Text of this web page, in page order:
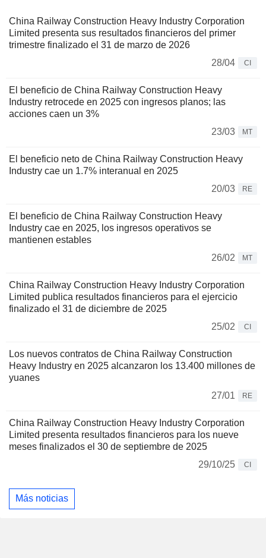
China Railway Construction Heavy Industry Corporation
Limited presenta sus resultados financieros del primer
trimestre finalizado el 31 de marzo de 2026
28/04
CI
El beneficio de China Railway Construction Heavy
Industry retrocede en 2025 con ingresos planos; las
acciones caen un 3%
23/03
MT
El beneficio neto de China Railway Construction Heavy
Industry cae un 1.7% interanual en 2025
20/03
RE
El beneficio de China Railway Construction Heavy
Industry cae en 2025, los ingresos operativos se
mantienen estables
26/02
MT
China Railway Construction Heavy Industry Corporation
Limited publica resultados financieros para el ejercicio
finalizado el 31 de diciembre de 2025
25/02
CI
Los nuevos contratos de China Railway Construction
Heavy Industry en 2025 alcanzaron los 13.400 millones de
yuanes
27/01
RE
China Railway Construction Heavy Industry Corporation
Limited presenta resultados financieros para los nueve
meses finalizados el 30 de septiembre de 2025
29/10/25
CI
Más noticias